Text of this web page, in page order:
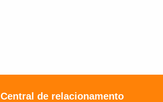
Central de relacionamento